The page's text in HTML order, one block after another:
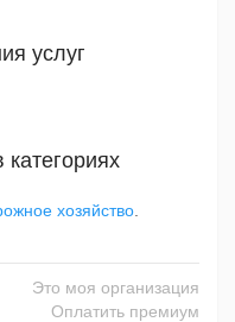
услуг
хозяйство
Это моя организация
Оплатить премиум